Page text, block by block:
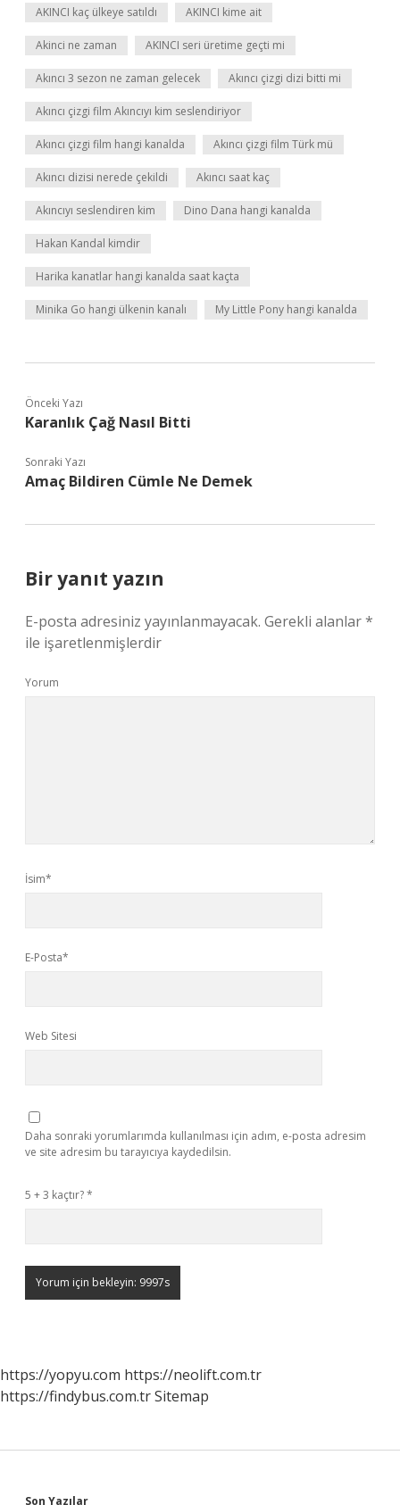
AKINCI kaç ülkeye satıldı AKINCI kime ait
Akinci ne zaman AKINCI seri üretime geçti mi
Akıncı 3 sezon ne zaman gelecek Akıncı çizgi dizi bitti mi
Akıncı çizgi film Akıncıyı kim seslendiriyor
Akıncı çizgi film hangi kanalda Akıncı çizgi film Türk mü
Akıncı dizisi nerede çekildi Akıncı saat kaç
Akıncıyı seslendiren kim Dino Dana hangi kanalda
Hakan Kandal kimdir
Harika kanatlar hangi kanalda saat kaçta
Minika Go hangi ülkenin kanalı My Little Pony hangi kanalda
Önceki Yazı
Karanlık Çağ Nasıl Bitti
Sonraki Yazı
Amaç Bildiren Cümle Ne Demek
Bir yanıt yazın
E-posta adresiniz yayınlanmayacak. Gerekli alanlar*
ile işaretlenmişlerdir
Yorum
İsim*
E-Posta*
Web Sitesi
Daha sonraki yorumlarımda kullanılması için adım, e-posta adresim
ve site adresim bu tarayıcıya kaydedilsin.
5 + 3 kaçtır?*
https://yopyu.com https://neolift.com.tr
https://findybus.com.trSitemap
Son Yazılar